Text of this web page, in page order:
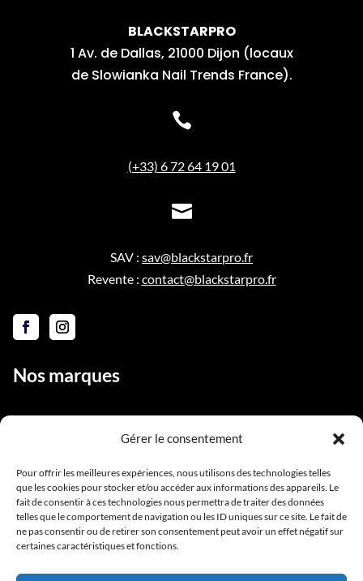
Gérer le consentement
Pour offrir les meilleures expériences, nous utilisons des technologies telles
que les cookies pour stocker et/ou accéder aux informations des appareils. Le
fait de consentir à ces technologies nous permettra de traiter des données
telles que le comportement de navigation ou les ID uniques sur ce site. Le fait de
ne pas consentir ou de retirer son consentement peut avoir un effet négatif sur
certaines caractéristiques et fonctions.
BLACKSTARPRO
1 Av. de Dallas, 21000 Dijon (locaux
de Slowianka Nail Trends France).

(+33) 6 72 64 19 01

SAV : sav@blackstarpro.fr
Revente : contact@blackstarpro.fr
Nos marques
Notre équipe
Contact
Conditions générales de vente